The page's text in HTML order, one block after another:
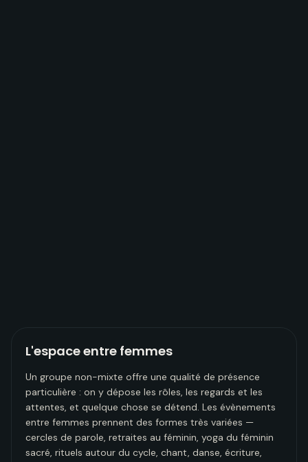
L'espace entre femmes
Un groupe non-mixte offre une qualité de présence
particulière : on y dépose les rôles, les regards et les
attentes, et quelque chose se détend. Les évènements
entre femmes prennent des formes très variées —
cercles de parole, retraites au féminin, yoga du féminin
sacré, rituels autour du cycle, chant, danse, écriture,